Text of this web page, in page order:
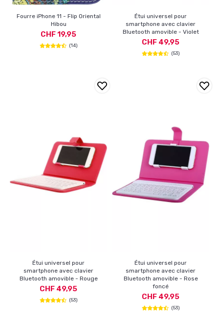
Fourre iPhone 11 - Flip Oriental
Hibou
CHF 19,95
(14)
Étui universel pour
smartphone avec clavier
Bluetooth amovible - Violet
CHF 49,95
(53)
Étui universel pour
smartphone avec clavier
Bluetooth amovible - Rouge
CHF 49,95
(53)
Étui universel pour
smartphone avec clavier
Bluetooth amovible - Rose
foncé
CHF 49,95
(53)